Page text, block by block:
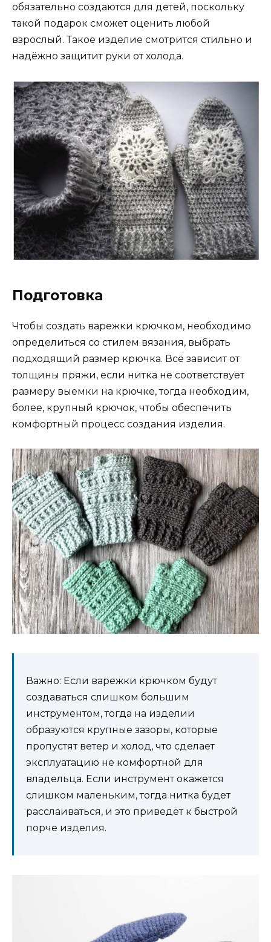
обязательно создаются для детей, поскольку
такой подарок сможет оценить любой
взрослый. Такое изделие смотрится стильно и
надёжно защитит руки от холода.
Подготовка
Чтобы создать варежки крючком, необходимо
определиться со стилем вязания, выбрать
подходящий размер крючка. Всё зависит от
толщины пряжи, если нитка не соответствует
размеру выемки на крючке, тогда необходим,
более, крупный крючок, чтобы обеспечить
комфортный процесс создания изделия.
Важно: Если варежки крючком будут
создаваться слишком большим
инструментом, тогда на изделии
образуются крупные зазоры, которые
пропустят ветер и холод, что сделает
эксплуатацию не комфортной для
владельца. Если инструмент окажется
слишком маленьким, тогда нитка будет
расслаиваться, и это приведёт к быстрой
порче изделия.